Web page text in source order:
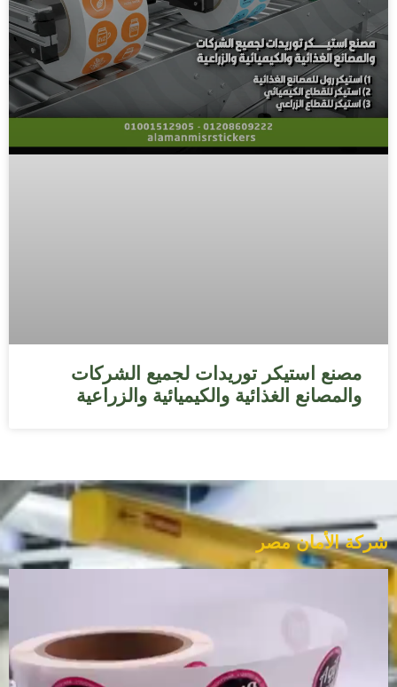
مصنع استيكر توريدات لجميع الشركات
والمصانع الغذائية والكيميائية والزراعية
شركة الأمان مصر